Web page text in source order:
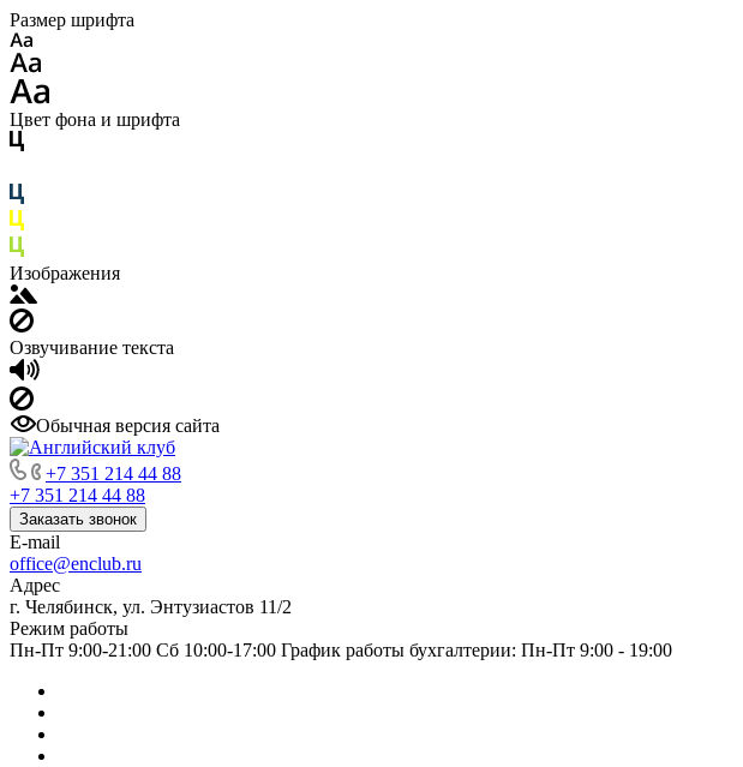
Размер шрифта
Цвет фона и шрифта
Изображения
Озвучивание текста
Обычная версия сайта
+7 351 214 44 88
+7 351 214 44 88
Заказать звонок
E-mail
office@enclub.ru
Адрес
г. Челябинск, ул. Энтузиастов 11/2
Режим работы
Пн-Пт 9:00-21:00 Сб 10:00-17:00 График работы бухгалтерии: Пн-Пт 9:00 - 19:00